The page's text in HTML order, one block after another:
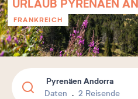
URLAUB PYRENÄEN
FRANKREICH
Pyrenäen Andorra
Daten 2 Reisende